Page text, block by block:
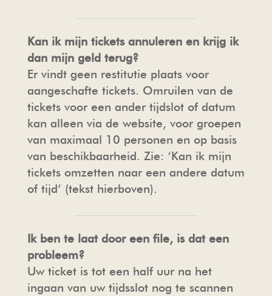
Kan ik mijn tickets annuleren en krijg ik
dan mijn geld terug?
Er vindt geen restitutie plaats voor
aangeschafte tickets. Omruilen van de
tickets voor een ander tijdslot of datum
kan alleen via de website, voor groepen
van maximaal 10 personen en op basis
van beschikbaarheid. Zie: ‘Kan ik mijn
tickets omzetten naar een andere datum
of tijd’ (tekst hierboven).
Ik ben te laat door een file, is dat een
probleem?
Uw ticket is tot een half uur na het
ingaan van uw tijdsslot nog te scannen